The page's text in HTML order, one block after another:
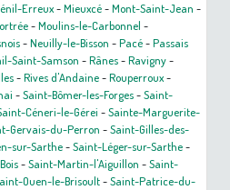
Erreux-Mieuxcé-Mont-Saint-Jean -
-Moulins-le-Carbonnel -
-Neuilly-le-Bisson -Pacé-Passais
Saint-Samson -Rânes-Ravigny-
-Rives d'Andaine-Rouperroux-
-Saint-Bômer-les-Forges-Saint-
Céneri-le-Gérei -Sainte-Marguerite-
Gervais-du-Perron -Saint-Gilles-des-
sur-Sarthe-Saint-Léger-sur-Sarthe-
-Saint-Martin-l'Aiguillon -Saint-
Ouen-le-Brisoult-Saint-Patrice-du-